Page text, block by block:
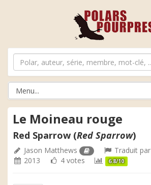
Le Moineau rouge
Red Sparrow (Red Sparrow)
Jason Matthews Traduit par
2013
4 votes 6.8/10